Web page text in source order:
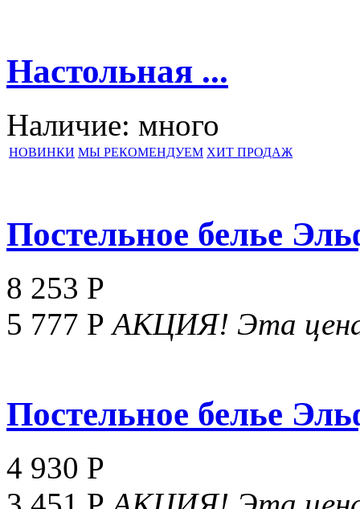
Настольная ...
Наличие: много
НОВИНКИ МЫ РЕКОМЕНДУЕМ ХИТ ПРОДАЖ
Постельное белье
8 253 Р
5 777 РАКЦИЯ! Эта
Постельное белье
4 930 Р